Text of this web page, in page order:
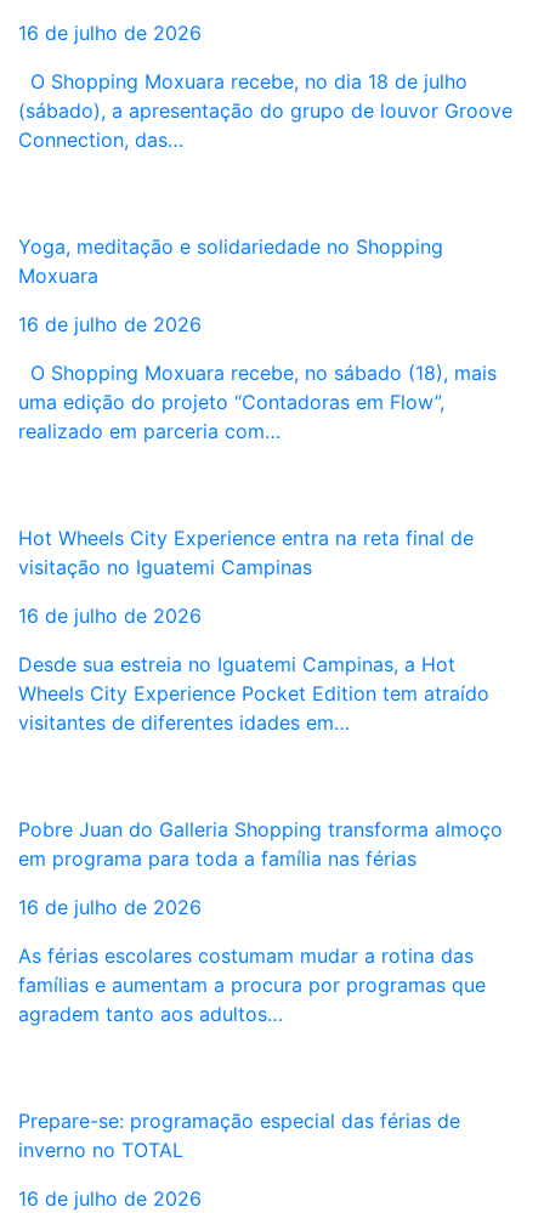
16 de julho de 2026
O Shopping Moxuara recebe, no dia 18 de julho
(sábado), a apresentação do grupo de louvor Groove
Connection, das…
Yoga, meditação e solidariedade no Shopping
Moxuara
16 de julho de 2026
O Shopping Moxuara recebe, no sábado (18), mais
uma edição do projeto “Contadoras em Flow”,
realizado em parceria com…
Hot Wheels City Experience entra na reta final de
visitação no Iguatemi Campinas
16 de julho de 2026
Desde sua estreia no Iguatemi Campinas, a Hot
Wheels City Experience Pocket Edition tem atraído
visitantes de diferentes idades em…
Pobre Juan do Galleria Shopping transforma almoço
em programa para toda a família nas férias
16 de julho de 2026
As férias escolares costumam mudar a rotina das
famílias e aumentam a procura por programas que
agradem tanto aos adultos…
Prepare-se: programação especial das férias de
inverno no TOTAL
16 de julho de 2026